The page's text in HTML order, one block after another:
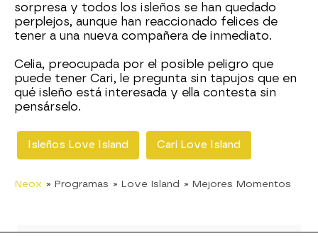
sorpresa y todos los isleños se han quedado
perplejos, aunque han reaccionado felices de
tener a una nueva compañera de inmediato.
Celia, preocupada por el posible peligro que
puede tener Cari, le pregunta sin tapujos que en
qué isleño está interesada y ella contesta sin
pensárselo.
Isleños Love Island Cari Love Island
Neox » Programas » Love Island » Mejores Momentos